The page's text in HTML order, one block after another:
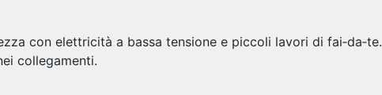
con elettricità a bassa tensione e piccoli lavori di fai‑da‑te.
collegamenti.